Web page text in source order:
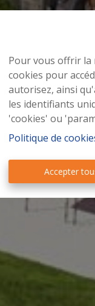
Pour vous offrir la
cookies pour
autorisez, ainsi
les identifiants
'cookies' ou
Politique de
Accepter